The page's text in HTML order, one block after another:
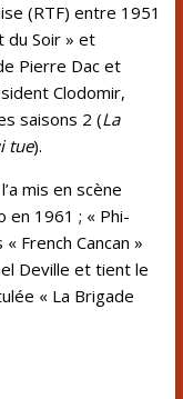
(RTF) entre 1951
du Soir » et
Pierre Dacet
Clodomir,
saisons 2 (La
tue).
mis en scène
en 1961 ; « Phi-
« French Cancan »
Deville et tient le
« La Brigade